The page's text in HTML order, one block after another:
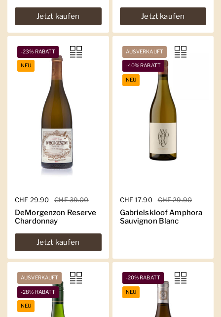
Jetzt kaufen Jetzt kaufen
Regulärer Preis
CHF 29.90 Sale-Preis
CHF 39.00
DeMorgenzon Reserve
Chardonnay
Jetzt kaufen
-23% RABATT
NEU
Regulärer Preis
CHF 17.90 Sale-Preis
CHF 29.90
Gabrielskloof Amphora
Sauvignon Blanc
AUSVERKAUFT
-40% RABATT
NEU
AUSVERKAUFT
-28% RABATT
NEU
-20% RABATT
NEU